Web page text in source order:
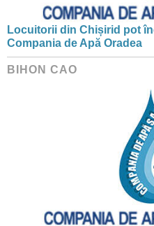
Locuitorii din Chișirid pot
Compania de Apă Oradea
BIHON CAO